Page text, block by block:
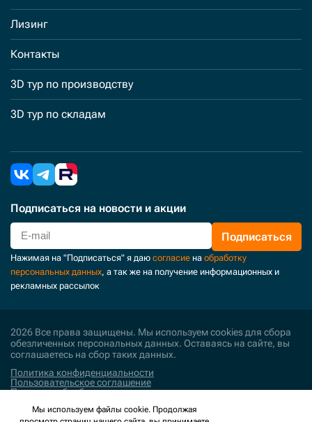
Лизинг
Контакты
3D тур по производству
3D тур по складам
Подписаться на новости и акции
Подписаться
Нажимая на "Подписаться" я даю согласие на обработку
персональных данных, а так же на получение информационных и
рекламных рассылок
2026 Все права защищены. Мы используем cookies для сбора
обезличенных персональных данных. Оставаясь на сайте, вы
соглашаетесь на сбор таких данных.
Политика конфиденциальности
Пользовательское соглашение
Политика обработки персональных данных
Мы используем файлы cookie. Продолжая